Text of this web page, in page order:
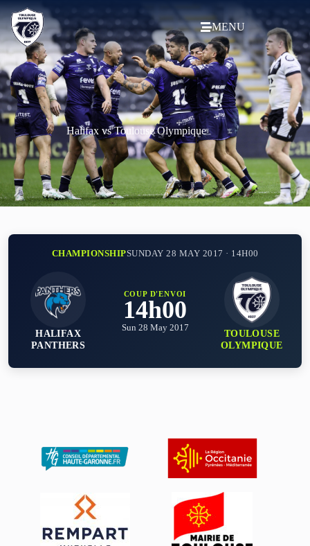
MENU
Halifax vs Toulouse Olympique
CHAMPIONSHIPSUNDAY 28 MAY 2017 · 14H00
HALIFAX
PANTHERS
COUP D'ENVOI
14h00
Sun 28 May 2017
TOULOUSE
OLYMPIQUE